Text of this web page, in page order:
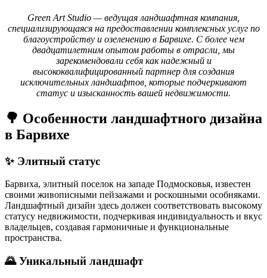
Green Art Studio — ведущая ландшафтная компания,
специализирующаяся на предоставлении комплексных услуг по
благоустройству и озеленению в Барвихе. С более чем
двадцатилетним опытом работы в отрасли, мы
зарекомендовали себя как надежный и
высококвалифицированный партнер для создания
исключительных ландшафтов, которые подчеркивают
статус и изысканность вашей недвижимости.
🌳 Особенности ландшафтного дизайна
в Барвихе
✨ Элитный статус
Барвиха, элитный поселок на западе Подмосковья, известен
своими живописными пейзажами и роскошными особняками.
Ландшафтный дизайн здесь должен соответствовать высокому
статусу недвижимости, подчеркивая индивидуальность и вкус
владельцев, создавая гармоничные и функциональные
пространства.
🌄 Уникальный ландшафт